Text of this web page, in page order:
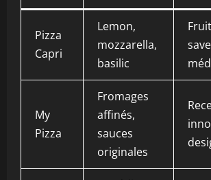
Pizza
Capri
Lemon,
mozzarella,
basilic
My
Pizza
Fromages
affinés,
sauces
originales